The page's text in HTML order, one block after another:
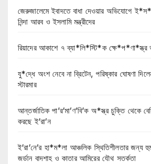
জেরুজালেমে ইবাদতে বাধা দেওয়ার অভিযোগে
নিন্দা আরব ও ইসলামি মন্ত্রীদের
রিয়াদের আকাশে ৭ ব্যা*লি*স্টি*ক ক্ষে*প*ণা*স্ত্র
যু*দ্ধে অংশ নেবে না ব্রিটেন, পরিষ্কার ঘোষণা
স্টারমার
আন্তর্জাতিক পা’র’মা’ণ’বি’ক অ*স্ত্র চুক্তি থেকে
করছে ই’রা’ন
ই’রা’নে’র হা*ম*লা আঞ্চলিক স্থিতিশীলতার জন্য
জর্ডান বাদশাহ ও কাতার আমিরের যৌথ সতর্কতা